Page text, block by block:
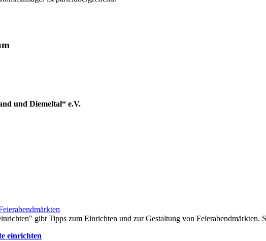
und Diemeltal“ e.V.
gibt Tipps zum Einrichten und zur Gestaltung von
einrichten